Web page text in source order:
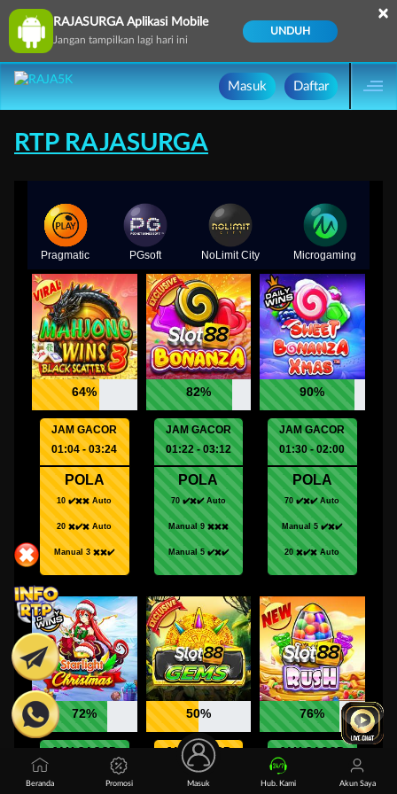
RAJASURGA Aplikasi Mobile
Jangan tampilkan lagi hari ini
UNDUH
×
Masuk Daftar
RTP RAJASURGA
Beranda Promosi Masuk Hub. Kami Akun Saya